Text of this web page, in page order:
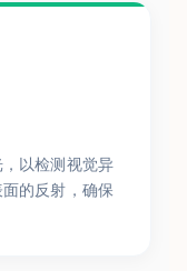
以检测视觉异
的反射，确保